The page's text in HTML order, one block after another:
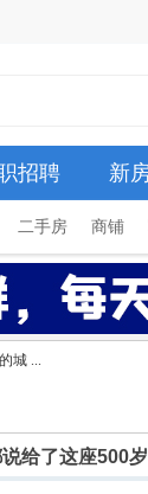
招聘 新
二手房 商铺
城 ...
给了这座500